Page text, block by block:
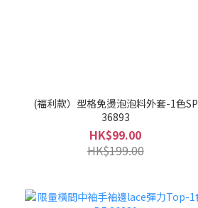
(福利款）型格免燙泡泡料外套-1色SP
36893
HK$99.00
HK$199.00